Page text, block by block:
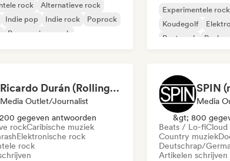
rock
Alternatieve rock
Indie pop Indie rock
Poprock
Progressieve rock
Experimentele rock
Koudegolf
Post punk
Punk
Ricardo Durán (Rolling Stone en Español-Editor-in-chief)
Media Outlet/Journalist
gegeven antwoorden
rockCaribische muziek
Elektronische rock
rock
Media
&gt; 800
Beats / Lo-fiCloud
Country muziek
Deutschrap/
Artikelen schrijven